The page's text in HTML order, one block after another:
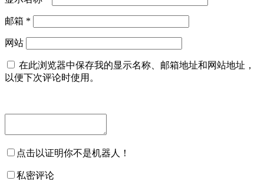
邮箱 *
网站
在此浏览器中保存我的显示名称、邮箱地址和网站地址，
以便下次评论时使用。
点击以证明你不是机器人！
私密评论